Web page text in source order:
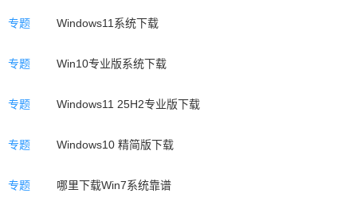
专题 Windows11系统下载
专题 Win10专业版系统下载
专题 Windows11 25H2专业版下载
专题 Windows10 精简版下载
专题 哪里下载Win7系统靠谱